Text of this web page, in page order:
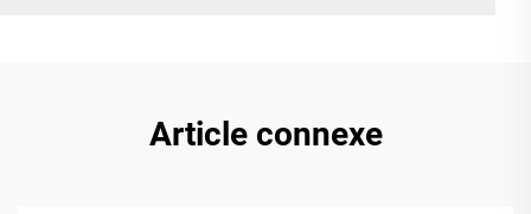
Article connexe